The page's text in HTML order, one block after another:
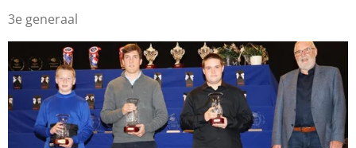
3e generaal